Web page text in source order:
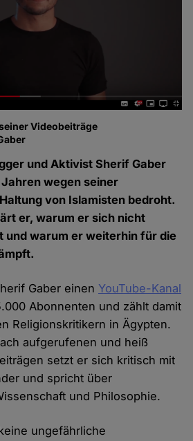
Videobeiträge
und Aktivist Sherif Gaber
wegen seiner
von Islamisten bedroht.
er, warum er sich nicht
und warum er weiterhin für die
Gaber einen YouTube-Kanal
Abonnenten und zählt damit
Religionskritikern in Ägypten.
aufgerufenen und heiß
setzt er sich kritisch mit
und spricht über
und Philosophie.
ungefährliche